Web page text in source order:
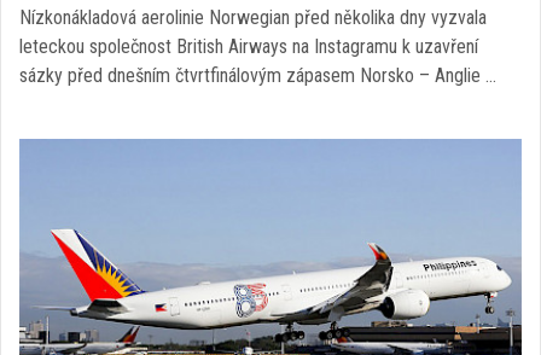
Nízkonákladová aerolinie Norwegian před několika dny vyzvala
leteckou společnost British Airways na Instagramu k uzavření
sázky před dnešním čtvrtfinálovým zápasem Norsko – Anglie …